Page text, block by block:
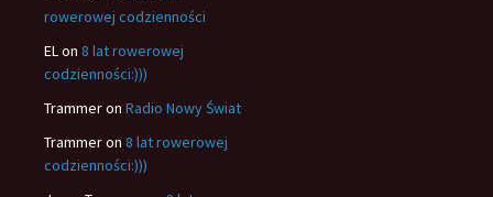
rowerowej codzienności
ELon 8 lat rowerowej
codzienności:)))
Trammeron Radio Nowy Świat
Trammeron 8 lat rowerowej
codzienności:)))